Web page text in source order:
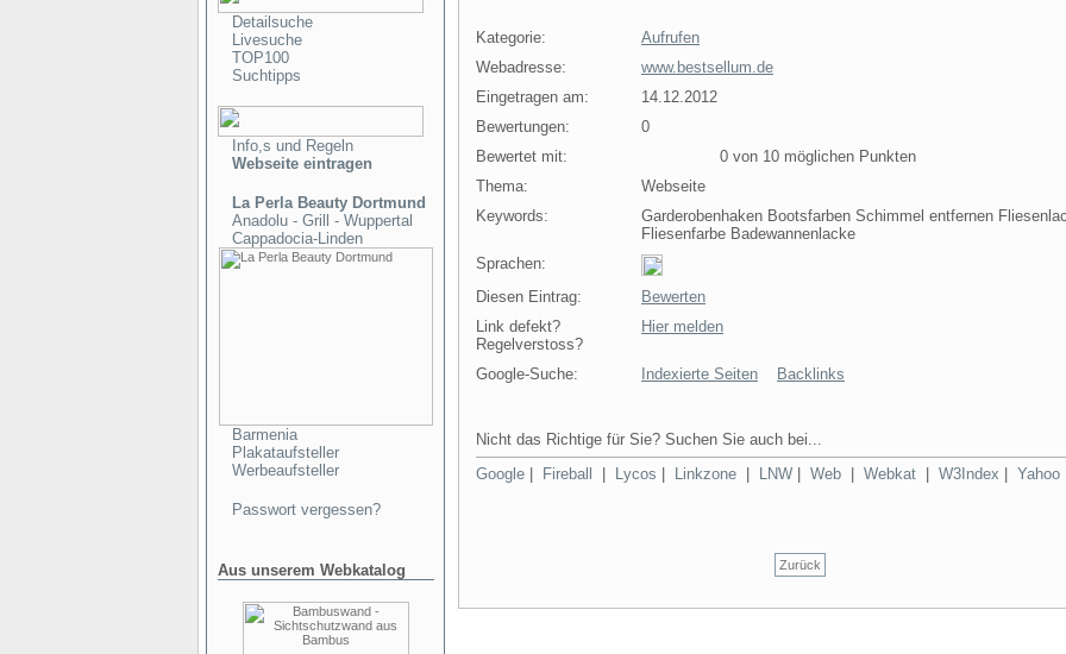
Detailsuche
Livesuche
TOP100
Suchtipps
Info,s und Regeln
Webseite eintragen
La Perla Beauty Dortmund
Anadolu - Grill - Wuppertal
Cappadocia-Linden
Barmenia
Plakataufsteller
Werbeaufsteller
Passwort vergessen?
Aus unserem Webkatalog
Kategorie:
Aufrufen
Webadresse:
www.bestsellum.de
Eingetragen am:
14.12.2012
Bewertungen:
0
Bewertet mit:
0 von 10 möglichen Punkten
Thema:
Webseite
Keywords:
Garderobenhaken Bootsfarben Schimmel entfernen
Fliesenfarbe Badewannenlacke
Sprachen:
Diesen Eintrag:
Bewerten
Link defekt?
Regelverstoss?
Hier melden
Google-Suche: Indexierte Seiten Backlinks
Nicht das Richtige für Sie? Suchen Sie auch bei...
Google
Fireball Lycos Linkzone LNW Web Webkat W3Index Yahoo
Zurück